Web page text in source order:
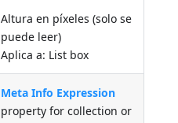
Altura en píxeles (solo se
puede leer)
Aplica a: List box
Meta Info Expression
property for collection or